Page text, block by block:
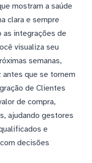
mostram a saúde
clara e sempre
as integrações de
visualiza seu
semanas,
que se tornem
de Clientes
de compra,
ajudando gestores
e
decisões